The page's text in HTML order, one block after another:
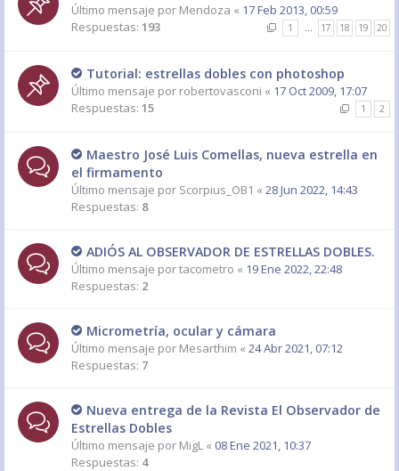
Último mensaje por Mendoza « 17 Feb 2013, 00:59
Respuestas: 193 1 … 17 18 19 20
Tutorial: estrellas dobles con photoshop
Último mensaje por robertovasconi « 17 Oct 2009, 17:07
Respuestas: 15 1 2
Maestro José Luis Comellas, nueva estrella en
el firmamento
Último mensaje por Scorpius_OB1 « 28 Jun 2022, 14:43
Respuestas: 8
ADIÓS AL OBSERVADOR DE ESTRELLAS DOBLES.
Último mensaje portacometro « 19 Ene 2022, 22:48
Respuestas: 2
Micrometría, ocular y cámara
Último mensaje por Mesarthim « 24 Abr 2021, 07:12
Respuestas: 7
Nueva entrega de la Revista El Observador de
Estrellas Dobles
Último mensaje por MigL « 08 Ene 2021, 10:37
Respuestas: 4